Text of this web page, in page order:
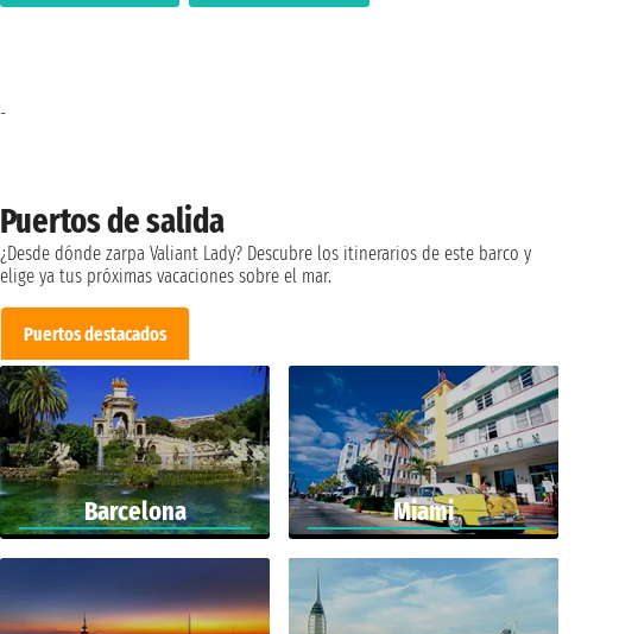
Puertos de salida
¿Desde dónde zarpa Valiant Lady? Descubre los itinerarios de este barco y
elige ya tus próximas vacaciones sobre el mar.
Puertos destacados
Barcelona Miami
-